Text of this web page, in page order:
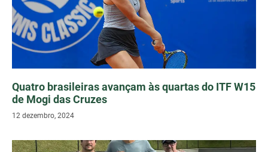
Quatro brasileiras avançam às quartas do ITF W15
de Mogi das Cruzes
12 dezembro, 2024